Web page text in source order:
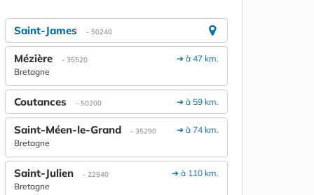
Saint-James - 50240
➔ à 47 km.
Mézière - 35520
Bretagne
➔ à 59 km.
Coutances - 50200
➔ à 74 km.
Saint-Méen-le-Grand - 35290
Bretagne
➔ à 110 km.
Saint-Julien - 22940
Bretagne